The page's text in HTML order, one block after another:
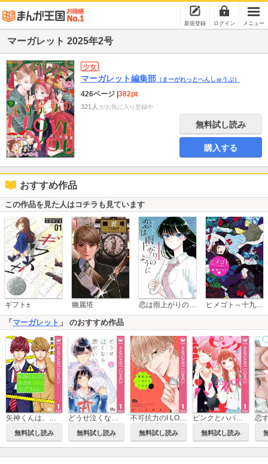
新規登録 ログイン メニュー
マーガレット 2025年2号
少女
マーガレット編集部 （まーがれっとへんしゅうぶ）
426ページ 382pt
321人 がお気に入り登録中
無料試し読み
購入する
おすすめ作品
この作品を見た人はコチラも見ています
ギフト± 幽麗塔 恋は雨上がりのように ヒメゴト～十九歳の制服～
「 マーガレット 」 のおすすめ作品
無料試し読み 無料試し読み 無料試し読み
ピンクとハバネロ
無料試し読み